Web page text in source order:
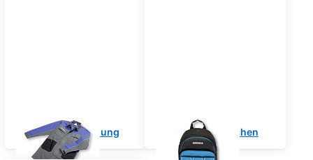
Arbeitsbekleidung Werkzeugtaschen